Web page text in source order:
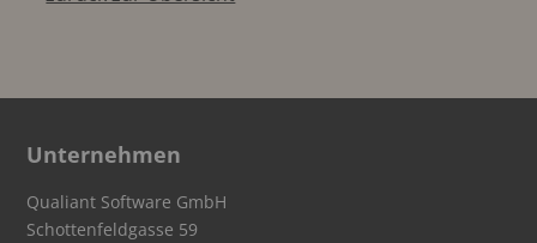
Unternehmen
Qualiant Software GmbH
Schottenfeldgasse 59